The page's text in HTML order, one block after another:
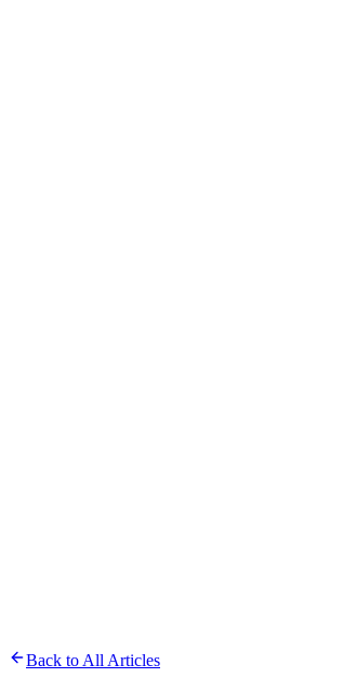
Back to All Articles